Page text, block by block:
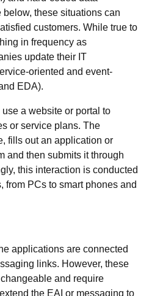
these situations can
customers. While true to
in frequency as
update their IT
oriented and event-
EDA).
use a website or portal to
or service plans. The
fills out an application or
and then submits it through
this interaction is conducted
from PCs to smart phones and
applications are connected
links. However, these
and require
the EAI or messaging to